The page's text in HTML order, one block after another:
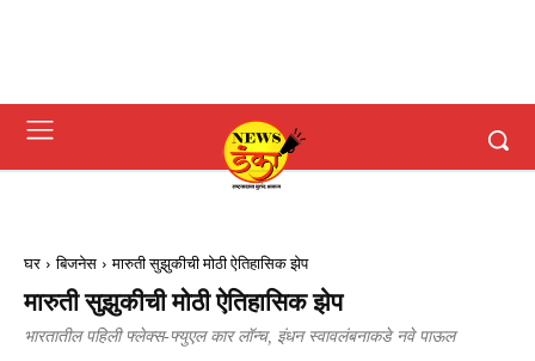
घर बिजनेस मारुती सुझुकीची मोठी ऐतिहासिक झेप
मारुती सुझुकीची मोठी ऐतिहासिक झेप
भारतातील पहिली फ्लेक्स-फ्युएल कार लॉन्च, इंधन स्वावलंबनाकडे नवे पाऊल